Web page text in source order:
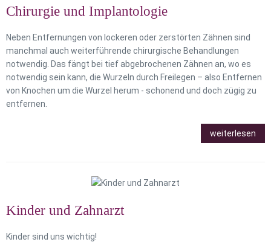
Chirurgie und Implantologie
Neben Entfernungen von lockeren oder zerstörten Zähnen sind
manchmal auch weiterführende chirurgische Behandlungen
notwendig. Das fängt bei tief abgebrochenen Zähnen an, wo es
notwendig sein kann, die Wurzeln durch Freilegen – also Entfernen
von Knochen um die Wurzel herum - schonend und doch zügig zu
entfernen.
weiterlesen
Kinder und Zahnarzt
Kinder sind uns wichtig!